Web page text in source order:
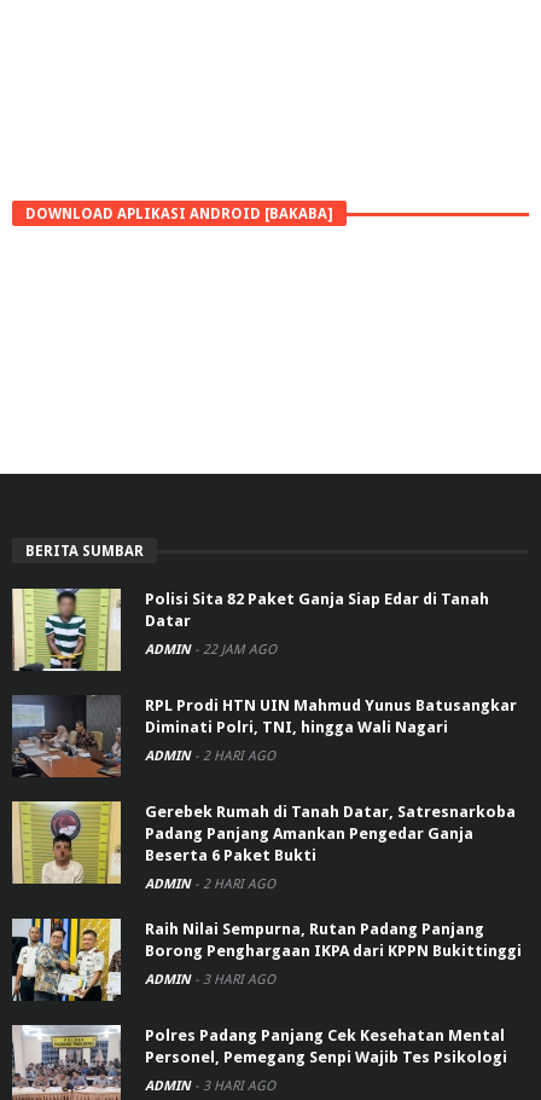
DOWNLOAD APLIKASI ANDROID [BAKABA]
BERITA SUMBAR
Polisi Sita 82 Paket Ganja Siap Edar di Tanah
Datar
ADMIN - 22 JAM AGO
RPL Prodi HTN UIN Mahmud Yunus Batusangkar
Diminati Polri, TNI, hingga Wali Nagari
ADMIN - 2 HARI AGO
Gerebek Rumah di Tanah Datar, Satresnarkoba
Padang Panjang Amankan Pengedar Ganja
Beserta 6 Paket Bukti
ADMIN - 2 HARI AGO
Raih Nilai Sempurna, Rutan Padang Panjang
Borong Penghargaan IKPA dari KPPN Bukittinggi
ADMIN - 3 HARI AGO
Polres Padang Panjang Cek Kesehatan Mental
Personel, Pemegang Senpi Wajib Tes Psikologi
ADMIN - 3 HARI AGO